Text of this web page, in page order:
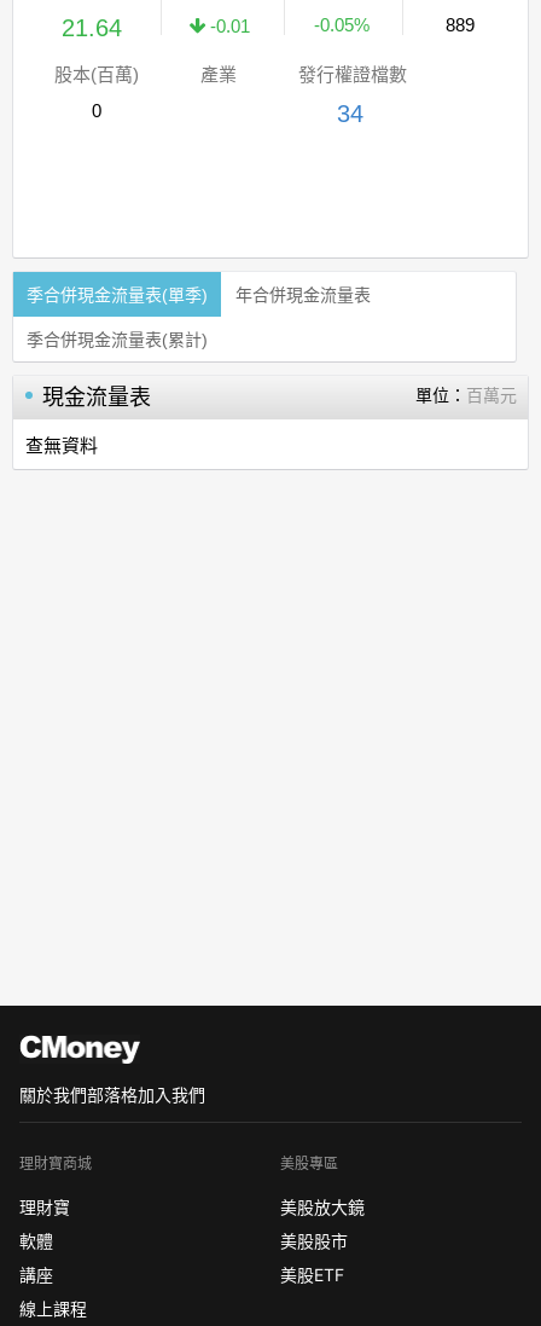
21.64
-0.01
-0.05%
889
股本(百萬)
0
產業 發行權證檔數
34
季合併現金流量表(單季) 年合併現金流量表
季合併現金流量表(累計)
現金流量表 單位： 百萬元
查無資料
關於我們部落格加入我們
理財寶商城
理財寶
軟體
講座
線上課程
美股專區
美股放大鏡
美股股市
美股ETF